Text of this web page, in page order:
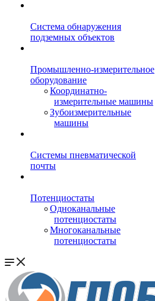
Система обнаружения
подземных объектов
Промышленно-измерительное
оборудование
Координатно-
измерительные машины
Зубоизмерительные
машины
Системы пневматической
почты
Потенциостаты
Одноканальные
потенциостаты
Многоканальные
потенциостаты